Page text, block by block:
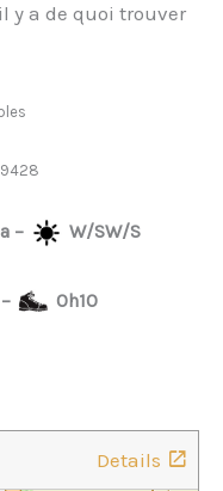
y a de quoi trouver
– W/SW/S
0h10
Details